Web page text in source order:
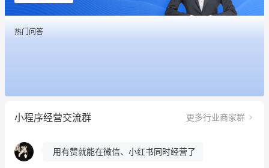
热门问答
小程序经营交流群 更多行业商家群
用有赞就能在微信、小红书同时经营了
冰墩墩货源充足需要的联系我
这个营销策划案例推荐大家看一下
用有赞就能在微信、小红书同时经营了